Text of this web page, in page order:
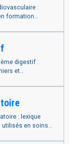
:
formation
digestif :
et
: lexique
utilisés en soins